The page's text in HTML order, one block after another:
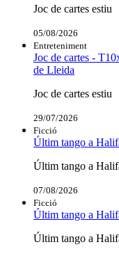
Joc de cartes estiu
05/08/2026
Entreteniment
Joc de cartes -
de Lleida
Joc de cartes estiu
29/07/2026
Ficció
Últim tango a
Últim tango a
07/08/2026
Ficció
Últim tango a
Últim tango a